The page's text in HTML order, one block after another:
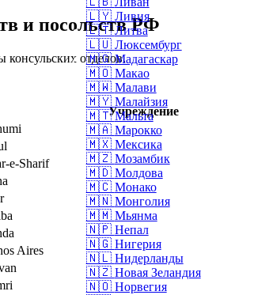
🇱🇾 Ливия
🇱🇹 Литва
🇱🇺 Люксембург
🇲🇬 Мадагаскар
🇲🇴 Макао
🇲🇼 Малави
🇲🇾 Малайзия
🇲🇹 Мальта
🇲🇦 Марокко
🇲🇽 Мексика
🇲🇿 Мозамбик
🇲🇩 Молдова
🇲🇨 Монако
🇲🇳 Монголия
🇲🇲 Мьянма
🇳🇵 Непал
🇳🇬 Нигерия
🇳🇱 Нидерланды
🇳🇿 Новая Зеландия
🇳🇴 Норвегия
и посольств РФ
консульских отделов.
Учреждение
e-Sharif
Aires